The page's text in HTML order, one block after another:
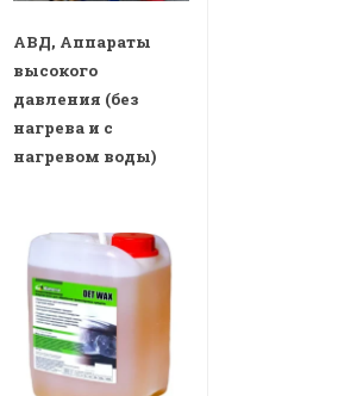
АВД, Аппараты
высокого
давления (без
нагрева и с
нагревом воды)